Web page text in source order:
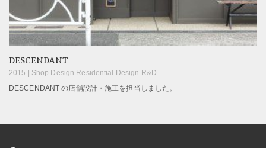
DESCENDANT
2015 | Shop Design Residential Design R&D
DESCENDANT の店舗設計・施工を担当しました。